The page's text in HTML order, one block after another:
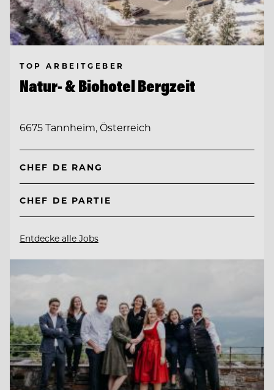
TOP ARBEITGEBER
Natur- & Biohotel Bergzeit
6675 Tannheim, Österreich
CHEF DE RANG
CHEF DE PARTIE
Entdecke alle Jobs